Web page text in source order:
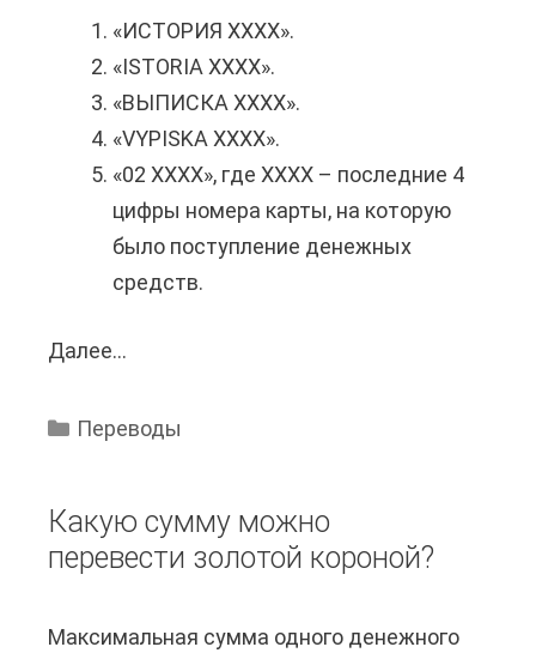
т
е
?
к
а
?
т
и
с
P
a
y
P
a
С
р
б
н
«ИСТОРИЯ ХХХХ».
«ISTORIA ХХХХ».
«ВЫПИСКА ХХХХ».
«VYPISKA ХХХХ».
«02 ХХХХ», где ХХХХ – последние 4
цифры номера карты, на которую
было поступление денежных
средств.
Далее...
к
н
а
ь
Переводы
Какую сумму можно
перевести золотой короной?
Максимальная сумма одного денежного